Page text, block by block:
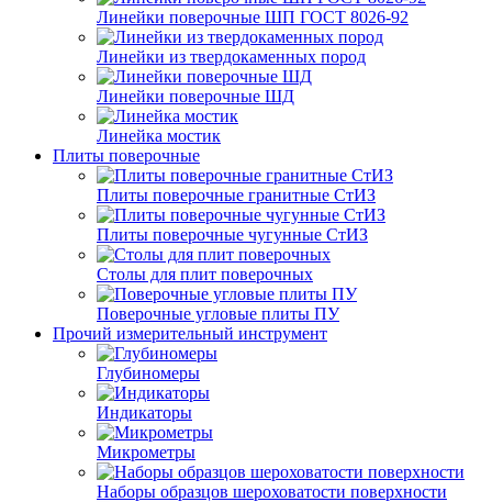
Линейки поверочные ШП ГОСТ 8026-92
Линейки из твердокаменных пород
Линейки поверочные ШД
Линейка мостик
Плиты поверочные
Плиты поверочные гранитные СтИЗ
Плиты поверочные чугунные СтИЗ
Столы для плит поверочных
Поверочные угловые плиты ПУ
Прочий измерительный инструмент
Глубиномеры
Индикаторы
Микрометры
Наборы образцов шероховатости поверхности